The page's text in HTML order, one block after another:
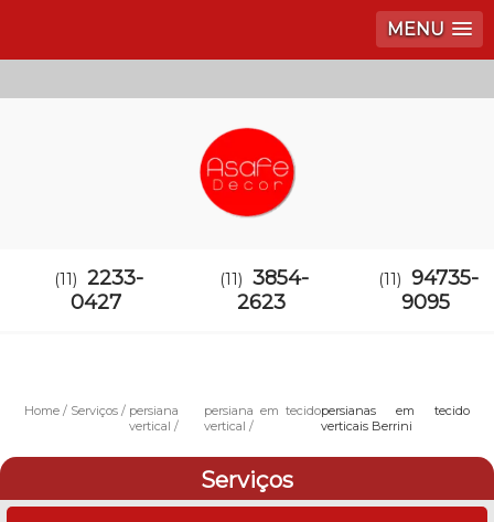
MENU
(11) 2233-
0427
(11) 3854-
2623
(11) 94735-
9095
Home Serviços
persiana
vertical
persiana em tecido
vertical
persianas em tecido
verticais Berrini
Serviços